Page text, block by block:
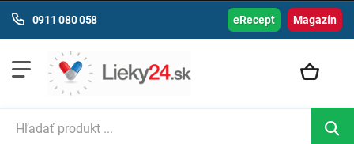
Magazín
0911 080 058 eRecept